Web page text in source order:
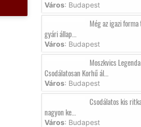
Város: Budapest
Még az igazi
gyári állap...
Város: Budapest
Moszkvics Legenda
Csodálatosan Korhű ál...
Város: Budapest
Csodálatos kis
nagyon ke...
Város: Budapest